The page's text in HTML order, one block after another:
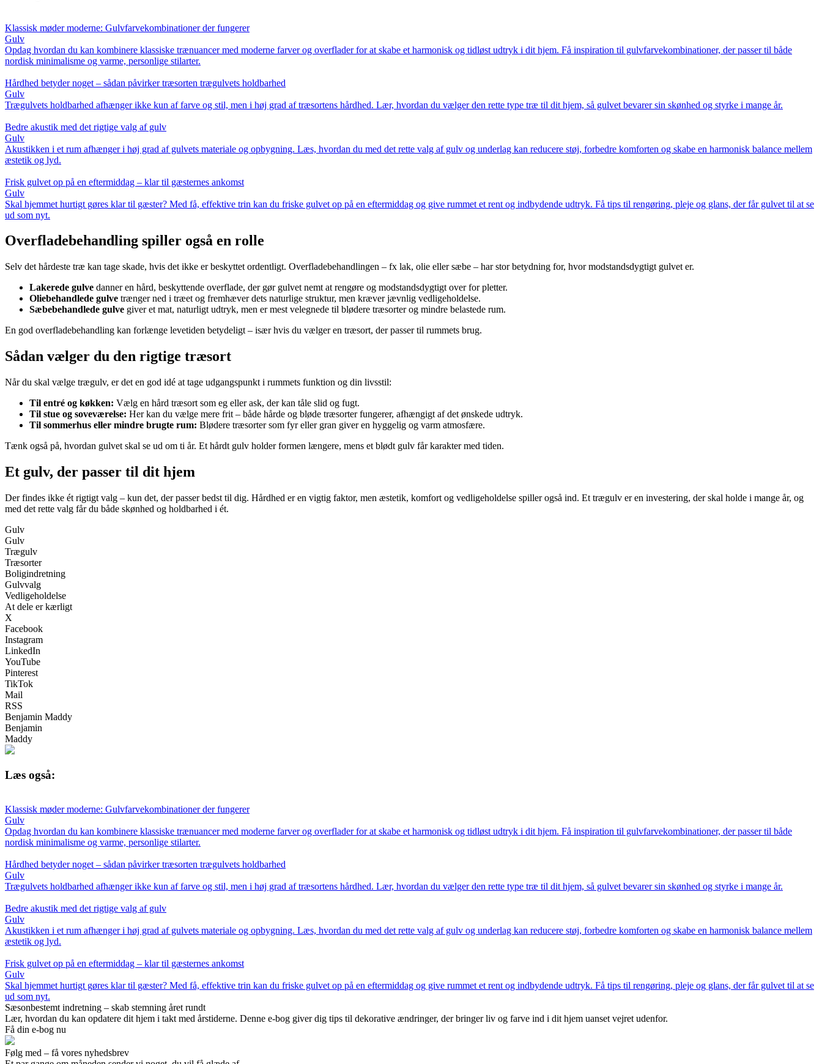
Klassisk møder moderne: Gulvfarvekombinationer der fungerer
Gulv
Opdag hvordan du kan kombinere klassiske trænuancer med moderne farver og overflader for at skabe et harmonisk og tidløst udtryk i dit hjem. Få inspiration til gulvfarvekombinationer, der passer til både
nordisk minimalisme og varme, personlige stilarter.
Hårdhed betyder noget – sådan påvirker træsorten trægulvets holdbarhed
Gulv
Trægulvets holdbarhed afhænger ikke kun af farve og stil, men i høj grad af træsortens hårdhed. Lær, hvordan du vælger den rette type træ til dit hjem, så gulvet bevarer sin skønhed og styrke i mange år.
Bedre akustik med det rigtige valg af gulv
Gulv
Akustikken i et rum afhænger i høj grad af gulvets materiale og opbygning. Læs, hvordan du med det rette valg af gulv og underlag kan reducere støj, forbedre komforten og skabe en harmonisk balance mellem
æstetik og lyd.
Frisk gulvet op på en eftermiddag – klar til gæsternes ankomst
Gulv
Skal hjemmet hurtigt gøres klar til gæster? Med få, effektive trin kan du friske gulvet op på en eftermiddag og give rummet et rent og indbydende udtryk. Få tips til rengøring, pleje og glans, der får gulvet til at se
ud som nyt.
Overfladebehandling spiller også en rolle
Selv det hårdeste træ kan tage skade, hvis det ikke er beskyttet ordentligt. Overfladebehandlingen – fx lak, olie eller sæbe – har stor betydning for, hvor modstandsdygtigt gulvet er.
Lakerede gulve danner en hård, beskyttende overflade, der gør gulvet nemt at rengøre og modstandsdygtigt over for pletter.
Oliebehandlede gulve trænger ned i træet og fremhæver dets naturlige struktur, men kræver jævnlig vedligeholdelse.
Sæbebehandlede gulve giver et mat, naturligt udtryk, men er mest velegnede til blødere træsorter og mindre belastede rum.
En god overfladebehandling kan forlænge levetiden betydeligt – især hvis du vælger en træsort, der passer til rummets brug.
Sådan vælger du den rigtige træsort
Når du skal vælge trægulv, er det en god idé at tage udgangspunkt i rummets funktion og din livsstil:
Til entré og køkken: Vælg en hård træsort som eg eller ask, der kan tåle slid og fugt.
Til stue og soveværelse: Her kan du vælge mere frit – både hårde og bløde træsorter fungerer, afhængigt af det ønskede udtryk.
Til sommerhus eller mindre brugte rum: Blødere træsorter som fyr eller gran giver en hyggelig og varm atmosfære.
Tænk også på, hvordan gulvet skal se ud om ti år. Et hårdt gulv holder formen længere, mens et blødt gulv får karakter med tiden.
Et gulv, der passer til dit hjem
Der findes ikke ét rigtigt valg – kun det, der passer bedst til dig. Hårdhed er en vigtig faktor, men æstetik, komfort og vedligeholdelse spiller også ind. Et trægulv er en investering, der skal holde i mange år, og
med det rette valg får du både skønhed og holdbarhed i ét.
Gulv
Gulv
Trægulv
Træsorter
Boligindretning
Gulvvalg
Vedligeholdelse
At dele er kærligt
X
Facebook
Instagram
LinkedIn
YouTube
Pinterest
TikTok
Mail
RSS
Benjamin Maddy
Benjamin
Maddy
Læs også:
Klassisk møder moderne: Gulvfarvekombinationer der fungerer
Gulv
Opdag hvordan du kan kombinere klassiske trænuancer med moderne farver og overflader for at skabe et harmonisk og tidløst udtryk i dit hjem. Få inspiration til gulvfarvekombinationer, der passer til både
nordisk minimalisme og varme, personlige stilarter.
Hårdhed betyder noget – sådan påvirker træsorten trægulvets holdbarhed
Gulv
Trægulvets holdbarhed afhænger ikke kun af farve og stil, men i høj grad af træsortens hårdhed. Lær, hvordan du vælger den rette type træ til dit hjem, så gulvet bevarer sin skønhed og styrke i mange år.
Bedre akustik med det rigtige valg af gulv
Gulv
Akustikken i et rum afhænger i høj grad af gulvets materiale og opbygning. Læs, hvordan du med det rette valg af gulv og underlag kan reducere støj, forbedre komforten og skabe en harmonisk balance mellem
æstetik og lyd.
Frisk gulvet op på en eftermiddag – klar til gæsternes ankomst
Gulv
Skal hjemmet hurtigt gøres klar til gæster? Med få, effektive trin kan du friske gulvet op på en eftermiddag og give rummet et rent og indbydende udtryk. Få tips til rengøring, pleje og glans, der får gulvet til at se
ud som nyt.
Sæsonbestemt indretning – skab stemning året rundt
Lær, hvordan du kan opdatere dit hjem i takt med årstiderne. Denne e-bog giver dig tips til dekorative ændringer, der bringer liv og farve ind i dit hjem uanset vejret udenfor.
Få din e-bog nu
Følg med – få vores nyhedsbrev